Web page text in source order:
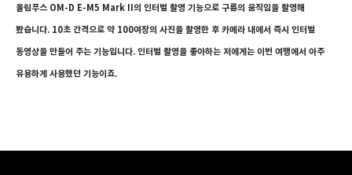
올림푸스 OM-D E-M5 Mark II의 인터벌 촬영 기능으로 구름의 움직임을 촬영해
봤습니다. 10초 간격으로 약 100여장의 사진을 촬영한 후 카메라 내에서 즉시 인터벌
동영상을 만들어 주는 기능입니다. 인터벌 촬영을 좋아하는 저에게는 이번 여행에서 아주
유용하게 사용했던 기능이죠.